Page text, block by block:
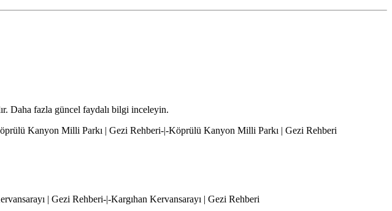
Daha fazla güncel faydalı bilgi inceleyin.
Kanyon Milli Parkı | Gezi Rehberi-|-Köprülü Kanyon Milli Parkı | Gezi Rehberi
| Gezi Rehberi-|-Kargıhan Kervansarayı | Gezi Rehberi